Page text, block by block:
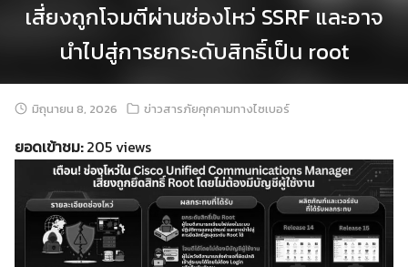
เสี่ยงถูกโจมตีผ่านช่องโหว่ SSRF และอาจ
นำไปสู่การยกระดับสิทธิ์เป็น root
มิถุนายน 8, 2026 ข่าวสารภัยคุกคามทางไซเบอร์
ยอดเข้าชม:205 views